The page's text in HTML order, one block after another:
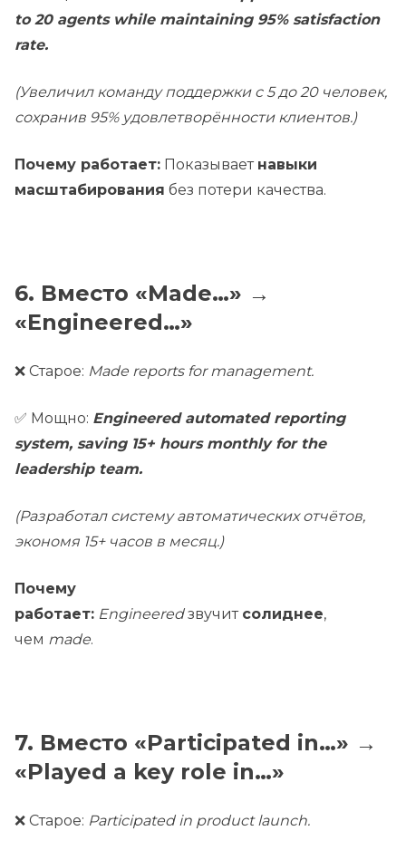
to 20 agents while maintaining 95% satisfaction
rate.
(Увеличил команду поддержки с 5 до 20 человек,
сохранив 95% удовлетворённости клиентов.)
Почему работает: Показывает навыки
масштабирования без потери качества.
6. Вместо «Made…» →
«Engineered…»
❌ Старое: Made reports for management.
✅ Мощно: Engineered automated reporting
system, saving 15+ hours monthly for the
leadership team.
(Разработал систему автоматических отчётов,
экономя 15+ часов в месяц.)
Почему
работает: Engineeredзвучит солиднее,
чем made.
7. Вместо «Participated in…» →
«Played a key role in…»
❌ Старое: Participated in product launch.